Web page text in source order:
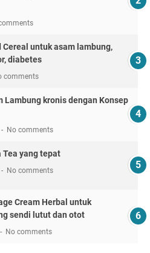
Cereal untuk asam lambung,
diabetes
comments
Lambung kronis dengan Konsep
No comments
Tea yang tepat
No comments
Cream Herbal untuk
sendi lutut dan otot
No comments